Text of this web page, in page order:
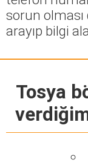
sorun
arayıp bilgi
Tosya